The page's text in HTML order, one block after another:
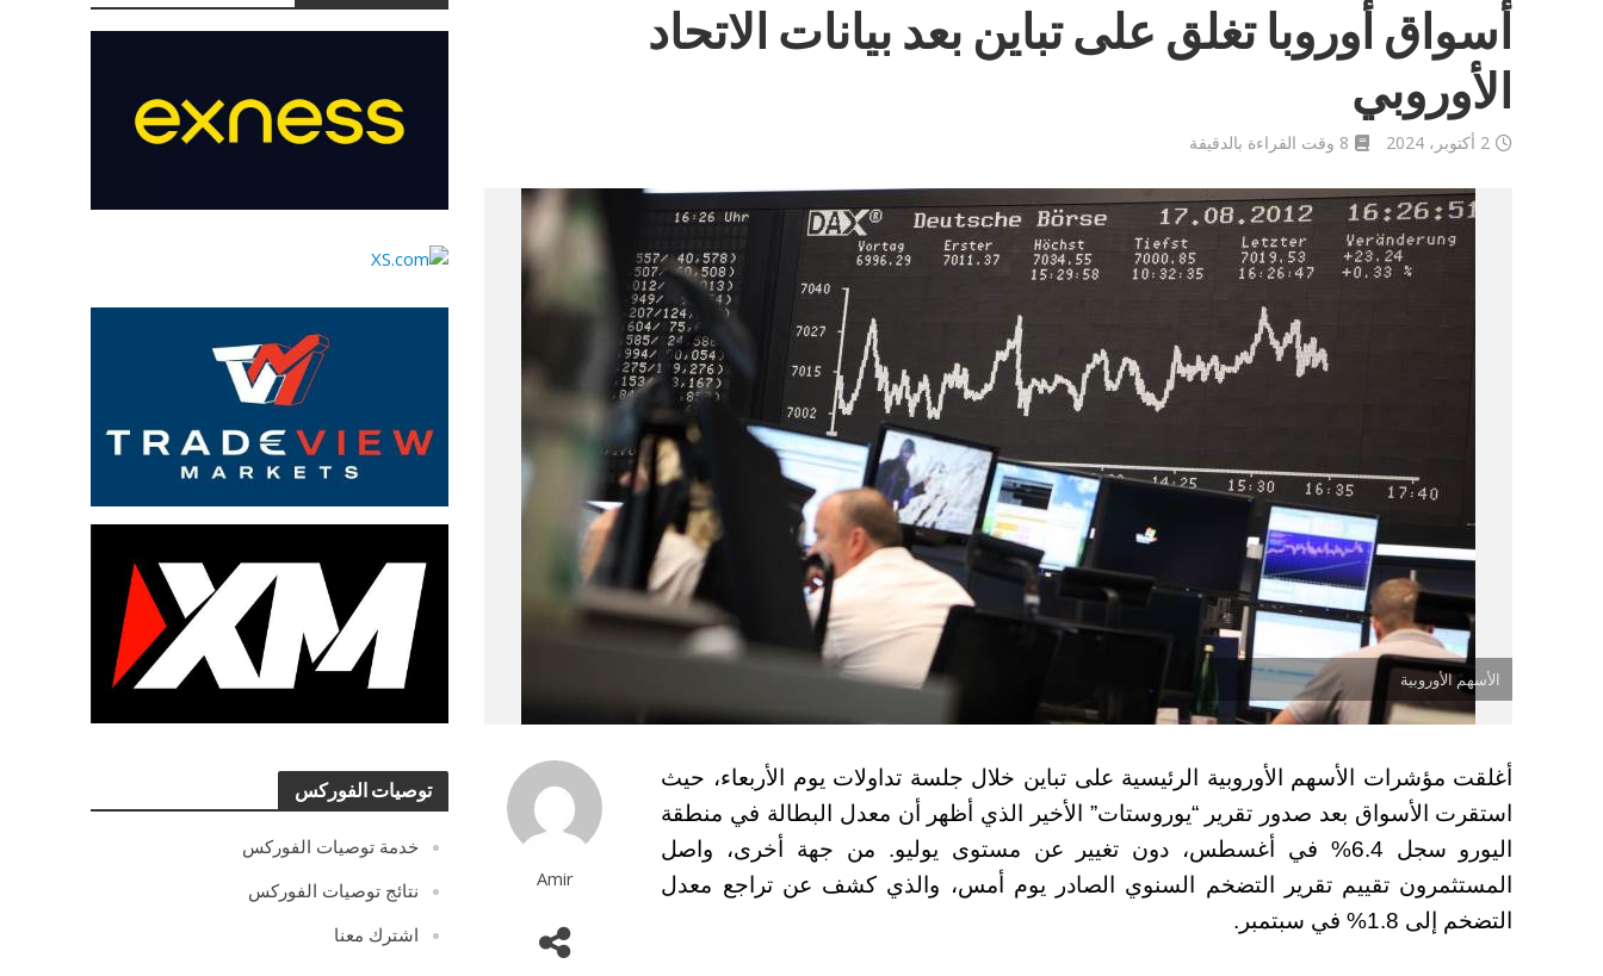
توصيات الفوركس
خدمة توصيات الفوركس
نتائج توصيات الفوركس
اشترك معنا
أسواق أوروبا تغلق على تباين بعد بيانات الاتحاد
الأوروبي
2 أكتوبر، 2024 8 وقت القراءة بالدقيقة
الأسهم الأوروبية
Amir
أغلقت مؤشرات الأسهم الأوروبية الرئيسية على تباين خلال جلسة تداولات يوم الأربعاء، حيث
استقرت الأسواق بعد صدور تقرير “يوروستات” الأخير الذي أظهر أن معدل البطالة في منطقة
اليورو سجل 6.4% في أغسطس، دون تغيير عن مستوى يوليو. من جهة أخرى، واصل
المستثمرون تقييم تقرير التضخم السنوي الصادر يوم أمس، والذي كشف عن تراجع معدل
التضخم إلى 1.8% في سبتمبر.